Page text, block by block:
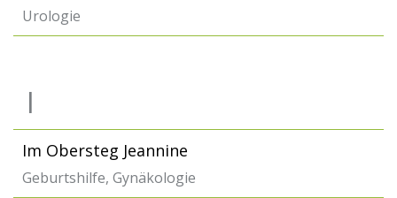
Urologie
I
Im Obersteg Jeannine
Geburtshilfe, Gynäkologie